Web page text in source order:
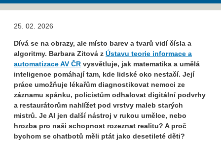
25. 02. 2026
Dívá se na obrazy, ale místo barev a tvarů vidí čísla a
algoritmy. Barbara Zitová z Ústavu teorie informace a
automatizace AV ČR vysvětluje, jak matematika a umělá
inteligence pomáhají tam, kde lidské oko nestačí. Její
práce umožňuje lékařům diagnostikovat nemoci ze
záznamu spánku, policistům odhalovat digitální podvrhy
a restaurátorům nahlížet pod vrstvy maleb starých
mistrů. Je AI jen další nástroj v rukou umělce, nebo
hrozba pro naši schopnost rozeznat realitu? A proč
bychom se chatbotů měli ptát jako desetileté děti?